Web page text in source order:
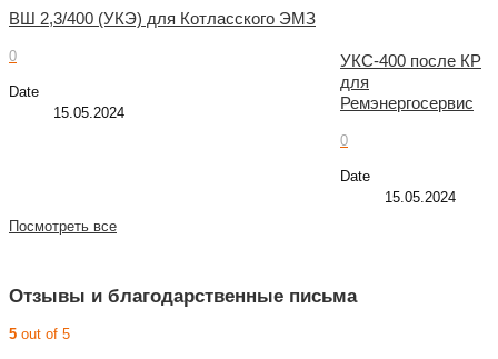
ВШ 2,3/400 (УКЭ) для Котласского ЭМЗ
0
Date
15.05.2024
УКС-400 после КР
для
Ремэнергосервис
0
Date
15.05.2024
Посмотреть все
Отзывы и благодарственные письма
5 out of 5